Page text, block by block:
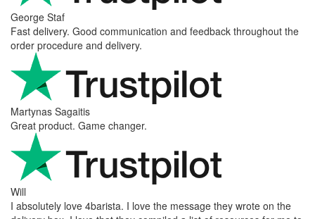
George Staf
Fast delivery. Good communication and feedback throughout the
order procedure and delivery.
Martynas Sagaitis
Great product. Game changer.
Will
I absolutely love 4barista. I love the message they wrote on the